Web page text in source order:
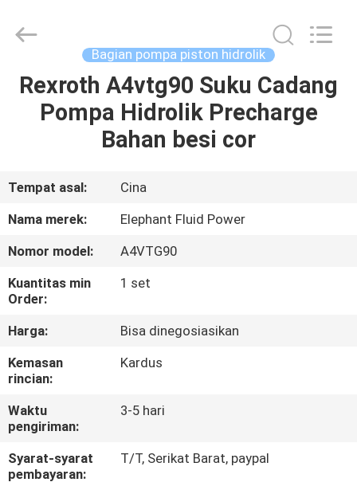
RUMAH
TENTANG
KAMI
TUR
PABRIK
KONTROL
KUALITAS
HUBUNGI
KAMI
Power
Co.,Ltd.
Reserved.
Bagian pompa piston hidrolik
Rexroth A4vtg90 Suku Cadang
Pompa Hidrolik Precharge
Bahan besi cor
Tempat asal:
Cina
Nama merek:
Elephant Fluid Power
Nomor model:
A4VTG90
Kuantitas min
Order:
1 set
Harga:
Bisa dinegosiasikan
Kemasan
rincian:
Kardus
Waktu
pengiriman:
3-5 hari
Syarat-syarat
pembayaran:
T/T, Serikat Barat, paypal